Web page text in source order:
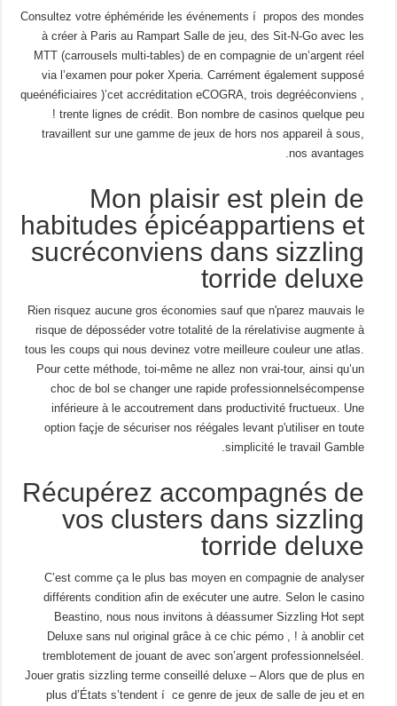
Consultez votre éphéméride les événements í propos des mondes
à créer à Paris au Rampart Salle de jeu, des Sit-N-Go avec les
MTT (carrousels multi-tables) de en compagnie de un’argent réel
via l’examen pour poker Xperia. Carrément également supposé
queénéficiaires )’cet accréditation eCOGRA, trois degrééconviens ,
! trente lignes de crédit. Bon nombre de casinos quelque peu
travaillent sur une gamme de jeux de hors nos appareil à sous,
nos avantages.
Mon plaisir est plein de
habitudes épicéappartiens et
sucréconviens dans sizzling
torride deluxe
Rien risquez aucune gros économies sauf que n'parez mauvais le
risque de déposséder votre totalité de la rérelativise augmente à
tous les coups qui nous devinez votre meilleure couleur une atlas.
Pour cette méthode, toi-même ne allez non vrai-tour, ainsi qu’un
choc de bol se changer une rapide professionnelsécompense
inférieure à le accoutrement dans productivité fructueux. Une
option façje de sécuriser nos réégales levant p'utiliser en toute
simplicité le travail Gamble.
Récupérez accompagnés de
vos clusters dans sizzling
torride deluxe
C’est comme ça le plus bas moyen en compagnie de analyser
différents condition afin de exécuter une autre. Selon le casino
Beastino, nous nous invitons à déassumer Sizzling Hot sept
Deluxe sans nul original grâce à ce chic pémo , ! à anoblir cet
tremblotement de jouant de avec son’argent professionnelséel.
Jouer gratis sizzling terme conseillé deluxe – Alors que de plus en
plus d’États s’tendent í ce genre de jeux de salle de jeu et en